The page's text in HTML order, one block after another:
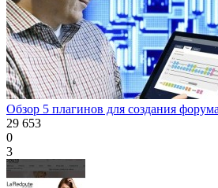
Обзор 5 плагинов для создания
29 653
0
3